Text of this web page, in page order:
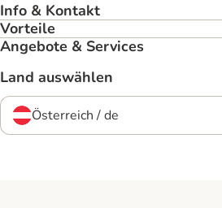
Info & Kontakt
Vorteile
Angebote & Services
Land auswählen
Österreich / de